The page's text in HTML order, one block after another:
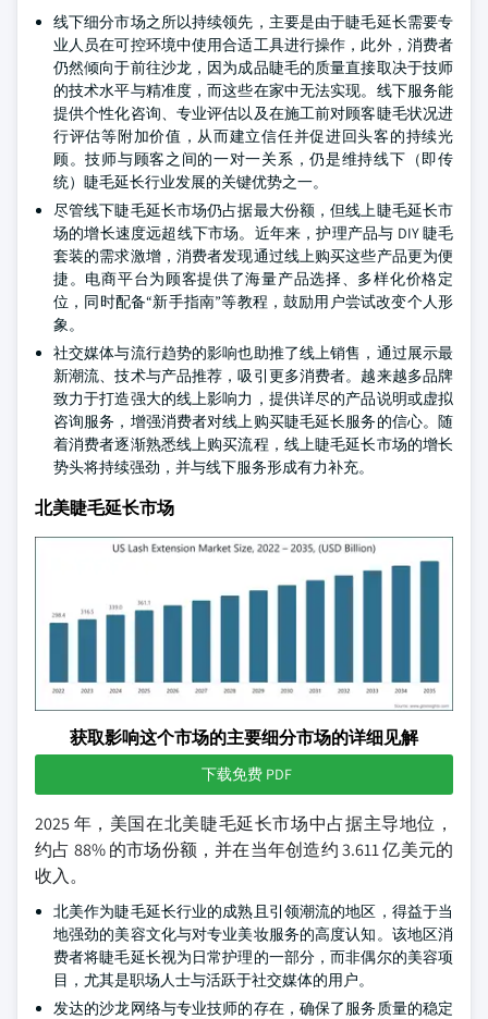
线下细分市场之所以持续领先，主要是由于睫毛延长需要专
业人员在可控环境中使用合适工具进行操作，此外，消费者
仍然倾向于前往沙龙，因为成品睫毛的质量直接取决于技师
的技术水平与精准度，而这些在家中无法实现。线下服务能
提供个性化咨询、专业评估以及在施工前对顾客睫毛状况进
行评估等附加价值，从而建立信任并促进回头客的持续光
顾。技师与顾客之间的一对一关系，仍是维持线下（即传
统）睫毛延长行业发展的关键优势之一。
尽管线下睫毛延长市场仍占据最大份额，但线上睫毛延长市
场的增长速度远超线下市场。近年来，护理产品与 DIY 睫毛
套装的需求激增，消费者发现通过线上购买这些产品更为便
捷。电商平台为顾客提供了海量产品选择、多样化价格定
位，同时配备“新手指南”等教程，鼓励用户尝试改变个人形
象。
社交媒体与流行趋势的影响也助推了线上销售，通过展示最
新潮流、技术与产品推荐，吸引更多消费者。越来越多品牌
致力于打造强大的线上影响力，提供详尽的产品说明或虚拟
咨询服务，增强消费者对线上购买睫毛延长服务的信心。随
着消费者逐渐熟悉线上购买流程，线上睫毛延长市场的增长
势头将持续强劲，并与线下服务形成有力补充。
北美睫毛延长市场
获取影响这个市场的主要细分市场的详细见解
下载免费 PDF
2025 年，美国在北美睫毛延长市场中占据主导地位，
约占 88% 的市场份额，并在当年创造约 3.611 亿美元的
收入。
北美作为睫毛延长行业的成熟且引领潮流的地区，得益于当
地强劲的美容文化与对专业美妆服务的高度认知。该地区消
费者将睫毛延长视为日常护理的一部分，而非偶尔的美容项
目，尤其是职场人士与活跃于社交媒体的用户。
发达的沙龙网络与专业技师的存在，确保了服务质量的稳定